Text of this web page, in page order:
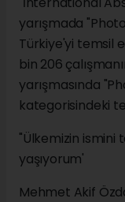
yarışmada
Türkiye'yi temsil
bin 206
yarışmasında
kategorisindeki
"Ülkemizin ismini
yaşıyorum'
Mehmet Akif